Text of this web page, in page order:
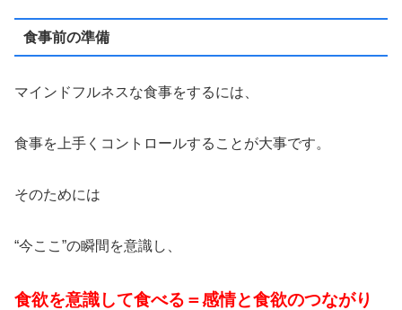
食事前の準備
マインドフルネスな食事をするには、
食事を上手くコントロールすることが大事です。
そのためには
“今ここ”の瞬間を意識し、
食欲を意識して食べる＝感情と食欲のつながり